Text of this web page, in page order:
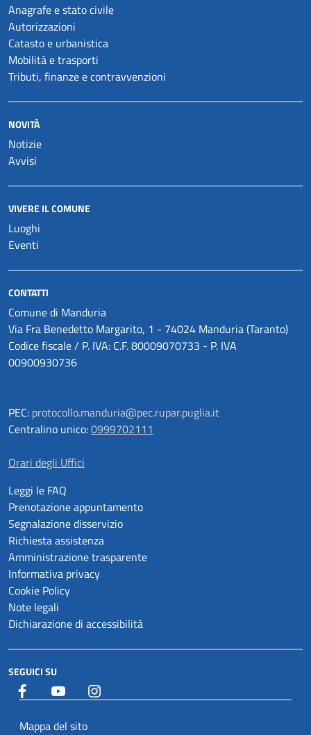
Anagrafe e stato civile
Autorizzazioni
Catasto e urbanistica
Mobilità e trasporti
Tributi, finanze e contravvenzioni
NOVITÀ
Notizie
Avvisi
VIVERE IL COMUNE
Luoghi
Eventi
CONTATTI
Comune di Manduria
Via Fra Benedetto Margarito, 1 - 74024 Manduria (Taranto)
Codice fiscale / P. IVA: C.F. 80009070733 - P. IVA
00900930736
PEC: protocollo.manduria@pec.rupar.puglia.it
Centralino unico:0999702111
Orari degli Uffici
Leggi le FAQ
Prenotazione appuntamento
Segnalazione disservizio
Richiesta assistenza
Amministrazione trasparente
Informativa privacy
Cookie Policy
Note legali
Dichiarazione di accessibilità
SEGUICI SU
Facebook YouTube
Mappa del sito